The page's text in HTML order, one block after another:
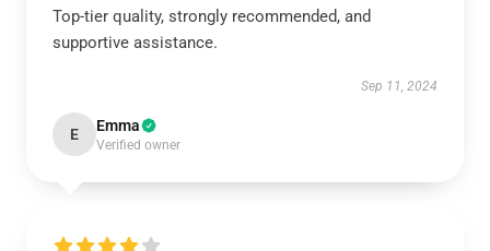
Top-tier quality, strongly recommended, and
supportive assistance.
Sep 11, 2024
E Emma
Verified owner